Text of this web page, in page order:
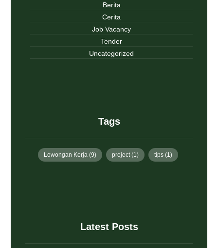
Berita
Cerita
Job Vacancy
Tender
Uncategorized
Tags
Lowongan Kerja (9) project (1) tips (1)
Latest Posts